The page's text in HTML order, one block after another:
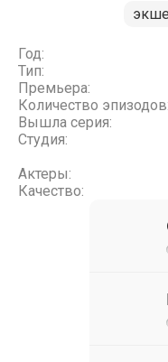
Год:
Тип:
Премьера:
Количество эпизодов:
Вышла серия:
Студия:
Актеры:
Качество: